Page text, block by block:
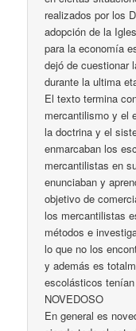
realizados por los
adopción de la
para la economía
dejó de cuestionar
durante la ultima
El texto termina
mercantilismo y el
la doctrina y el
enmarcaban los
mercantilistas en
enunciaban y
objetivo de
los mercantilistas
métodos e
lo que no los
y además es
escolásticos
NOVEDOSO
En general es